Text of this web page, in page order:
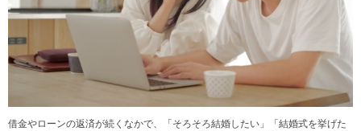
借金やローンの返済が続くなかで、「そろそろ結婚したい」「結婚式を挙げた